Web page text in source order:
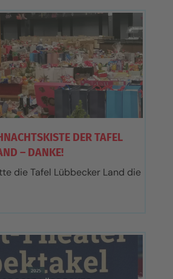
DER TAFEL
– DANKE!
die Tafel Lübbecker Land die